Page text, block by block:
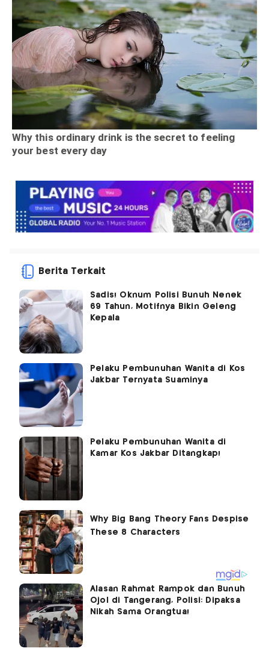
Berita Terkait
Sadis! Oknum Polisi Bunuh Nenek
69 Tahun, Motifnya Bikin Geleng
Kepala
Pelaku Pembunuhan Wanita di Kos
Jakbar Ternyata Suaminya
Pelaku Pembunuhan Wanita di
Kamar Kos Jakbar Ditangkap!
Alasan Rahmat Rampok dan Bunuh
Ojol di Tangerang, Polisi: Dipaksa
Nikah Sama Orangtua!